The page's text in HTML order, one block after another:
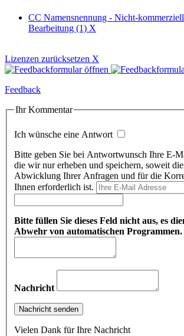
CC Namensnennung - Nicht-
Bearbeitung (1) X
Lizenzen zurücksetzen X
Feedback
Ihr Kommentar
Ich wünsche eine Antwort
Bitte geben Sie bei Antwortwunsch Ihre E-
die wir nur erheben und speichern, soweit
Abwicklung Ihrer Anfragen und für die
Ihnen erforderlich ist.
Bitte füllen Sie dieses Feld nicht aus, es
Abwehr von automatischen Programmen.
Nachricht
Vielen Dank für Ihre Nachricht